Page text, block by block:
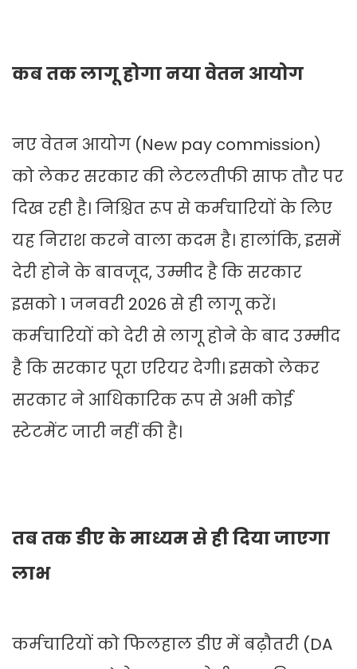
कब तक लागू होगा नया वेतन आयोग
नए वेतन आयोग (New pay commission)
को लेकर सरकार की लेटलतीफी साफ तौर पर
दिख रही है। निश्चित रूप से कर्मचारियों के लिए
यह निराश करने वाला कदम है। हालांकि, इसमें
देरी होने के बावजूद, उम्मीद है कि सरकार
इसको 1 जनवरी 2026 से ही लागू करें।
कर्मचारियों को देरी से लागू होने के बाद उम्मीद
है कि सरकार पूरा एरियर देगी। इसको लेकर
सरकार ने आधिकारिक रूप से अभी कोई
स्टेटमेंट जारी नहीं की है।
तब तक डीए के माध्यम से ही दिया जाएगा
लाभ
कर्मचारियों को फिलहाल डीए में बढ़ौतरी (DA